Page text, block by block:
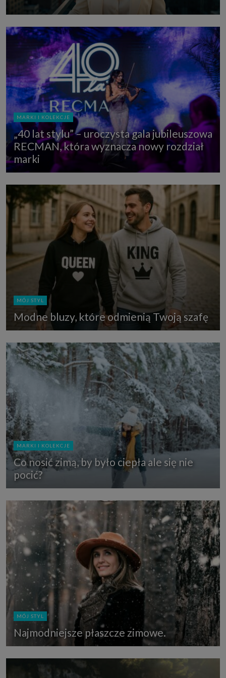
MARKI I KOLEKCJE
„40 lat stylu” – uroczysta gala jubileuszowa
RECMAN, która wyznacza nowy rozdział
marki
MÓJ STYL
Modne bluzy, które odmienią Twoją szafę
MARKI I KOLEKCJE
Co nosić zimą, by było ciepła ale się nie
pocić?
MÓJ STYL
Najmodniejsze płaszcze zimowe.